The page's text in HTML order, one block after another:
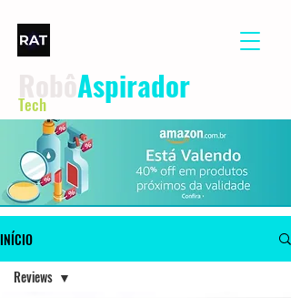
Aspirador
Tech
INÍCIO
Reviews